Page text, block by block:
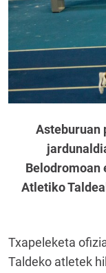
Asteburuan
Belodromoan
Atletiko
Txapeleketa
Taldeko atletek